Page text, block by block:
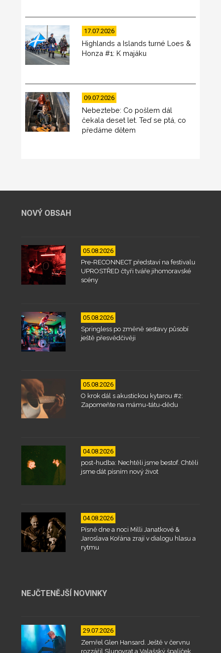
17.07.2026
Highlands a Islands turné Loes &
Honza #1: K majáku
09.07.2026
Nebeztebe: Co pošlem dál
čekala deset let. Teď se ptá, co
předáme dětem
NOVÝ OBSAH
05.08.2026
Pre-RECONNECT představí na festivalu
UPROSTŘED čtyři tváře jihomoravské
scény
05.08.2026
Springless po změně sestavy působí
ještě přesvědčivěji
05.08.2026
O krok dál s akustickou kytarou #2:
Zapomeňte na mámu-tátu-dědu
04.08.2026
post-hudba: Nechtěli jsme bestof. Chtěli
jsme dát písním nový život
04.08.2026
Písně dne a noci Milli Janatkové &
Jaroslava Kořána zrají v dialogu hlasu a
rytmu
NEJČTENĚJŠÍ NOVINKY
29.07.2026
Zemřel Glen Hansard. Ještě v červnu
rozzářil Slunovrat a Valašský špalíček